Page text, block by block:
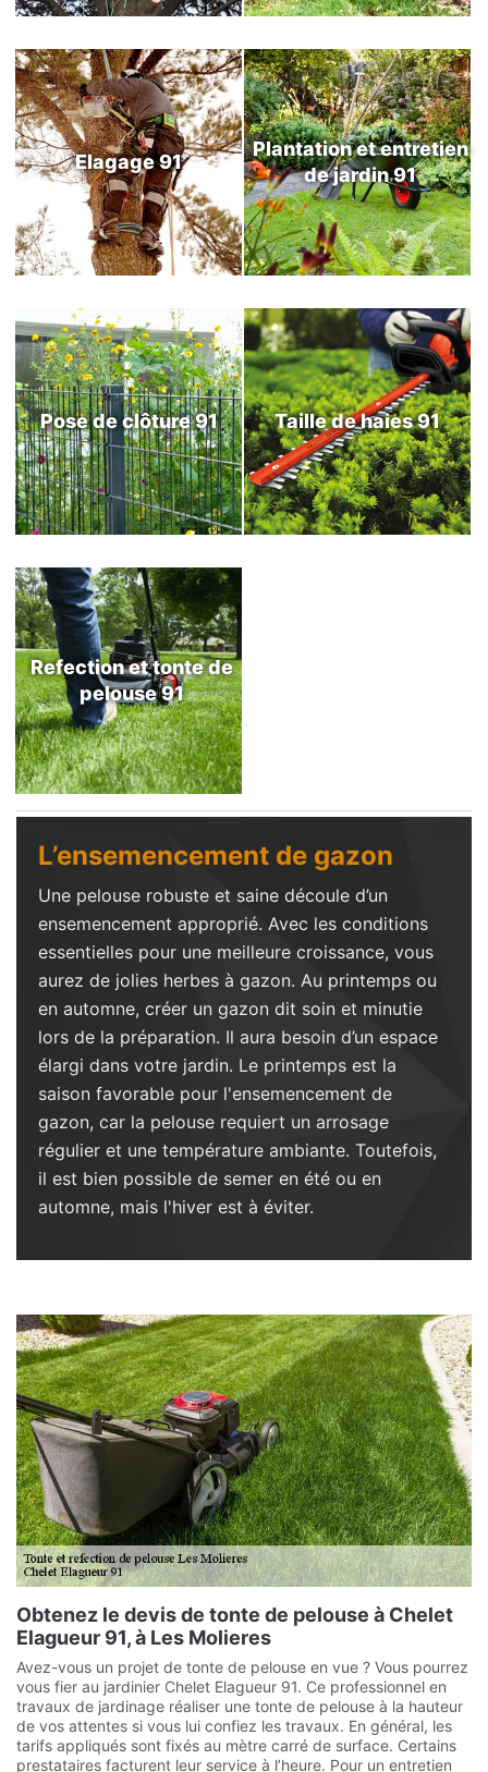
Elagage 91
Plantation et entretien
de jardin 91
Pose de clôture 91 Taille de haies 91
Refection et tonte de
pelouse 91
L’ensemencement de gazon
Une pelouse robuste et saine découle d’un
ensemencement approprié. Avec les conditions
essentielles pour une meilleure croissance, vous
aurez de jolies herbes à gazon. Au printemps ou
en automne, créer un gazon dit soin et minutie
lors de la préparation. Il aura besoin d’un espace
élargi dans votre jardin. Le printemps est la
saison favorable pour l'ensemencement de
gazon, car la pelouse requiert un arrosage
régulier et une température ambiante. Toutefois,
il est bien possible de semer en été ou en
automne, mais l'hiver est à éviter.
Obtenez le devis de tonte de pelouse à Chelet
Elagueur 91, à Les Molieres
Avez-vous un projet de tonte de pelouse en vue ? Vous pourrez
vous fier au jardinier Chelet Elagueur 91. Ce professionnel en
travaux de jardinage réaliser une tonte de pelouse à la hauteur
de vos attentes si vous lui confiez les travaux. En général, les
tarifs appliqués sont fixés au mètre carré de surface. Certains
prestataires facturent leur service à l’heure. Pour un entretien